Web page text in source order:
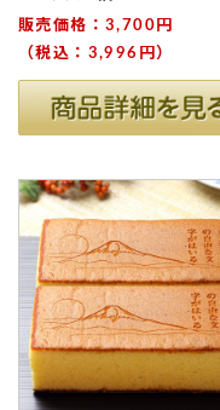
販売価格：3,700円
（税込：3,996円）